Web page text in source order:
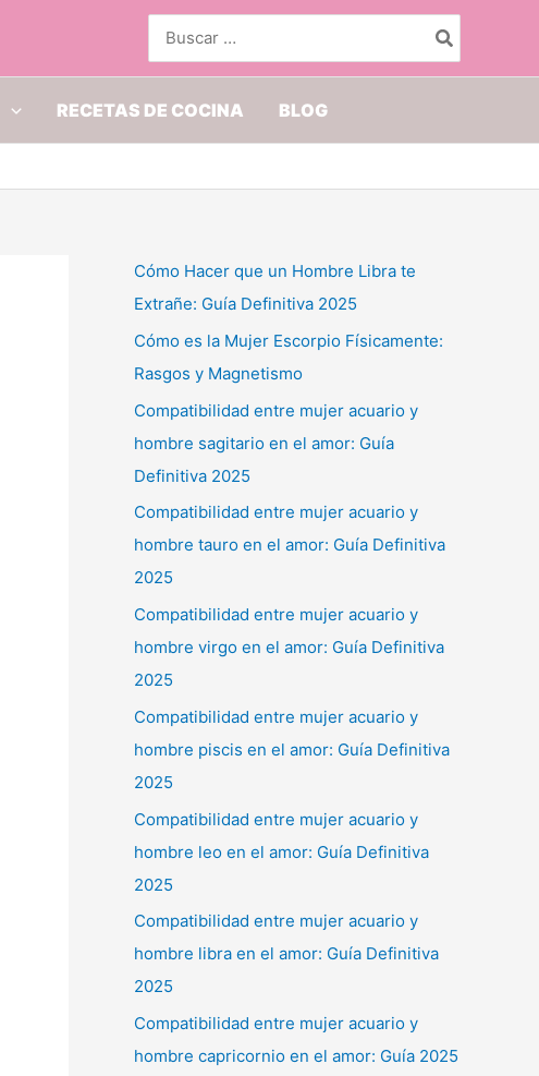
por:
RECETAS DE COCINA BLOG
Cómo Hacer que un Hombre Libra te
Extrañe: Guía Definitiva 2025
Cómo es la Mujer Escorpio Físicamente:
Rasgos y Magnetismo
Compatibilidad entre mujer acuario y
hombre sagitario en el amor: Guía
Definitiva 2025
Compatibilidad entre mujer acuario y
hombre tauro en el amor: Guía Definitiva
2025
Compatibilidad entre mujer acuario y
hombre virgo en el amor: Guía Definitiva
2025
Compatibilidad entre mujer acuario y
hombre piscis en el amor: Guía Definitiva
2025
Compatibilidad entre mujer acuario y
hombre leo en el amor: Guía Definitiva
2025
Compatibilidad entre mujer acuario y
hombre libra en el amor: Guía Definitiva
2025
Compatibilidad entre mujer acuario y
hombre capricornio en el amor: Guía 2025